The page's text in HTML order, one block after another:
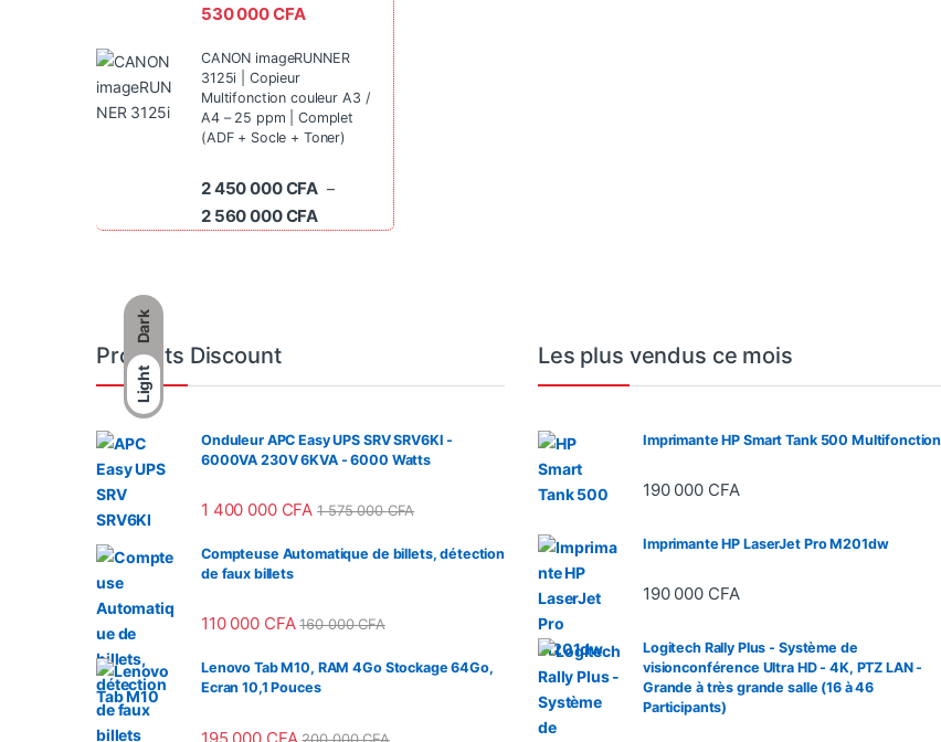
Dark
Light
530 000CFA
CANON imageRUNNER
3125i | Copieur
Multifonction couleur A3 /
A4 – 25 ppm | Complet
(ADF + Socle + Toner)
2 450 000CFA –
2 560 000CFA Plage de prix : 2 450 000 CFA à 2 560 000 CFA
Produits Discount
Onduleur APC Easy UPS SRV SRV6KI -
6000VA 230V 6KVA - 6000 Watts
1 400 000 CFA 1 575 000CFA
Compteuse Automatique de billets, détection
de faux billets
110 000 CFA 160 000CFA
Lenovo Tab M10, RAM 4Go Stockage 64Go,
Ecran 10,1 Pouces
195 000 CFA 200 000CFA
Les plus vendus ce mois
Imprimante HP Smart Tank 500 Multifonction
190 000 CFA
Imprimante HP LaserJet Pro M201dw
190 000 CFA
Logitech Rally Plus - Système de
visionconférence Ultra HD - 4K, PTZ LAN -
Grande à très grande salle (16 à 46
Participants)